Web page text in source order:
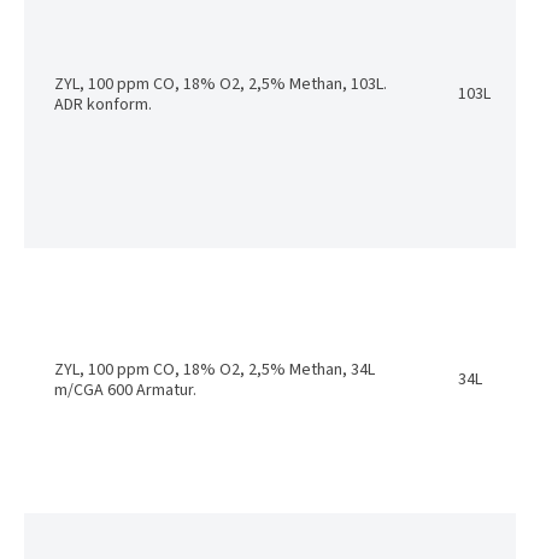
ZYL, 100 ppm CO, 18% O2, 2,5% Methan, 103L.
ADR konform.
103L
ZYL, 100 ppm CO, 18% O2, 2,5% Methan, 34L
m/CGA 600 Armatur.
34L